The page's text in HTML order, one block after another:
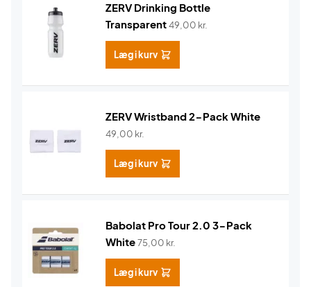
ZERV Drinking Bottle
Transparent49,00 kr.
Læg i kurv
ZERV Wristband 2-Pack White
49,00 kr.
Læg i kurv
Babolat Pro Tour 2.0 3-Pack
White75,00 kr.
Læg i kurv